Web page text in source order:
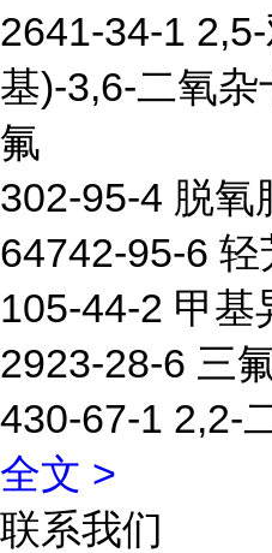
2641-34-1
基)-3,6-二氧
氟
302-95-4 脱氧
64742-95-6 轻
105-44-2 甲基
2923-28-6 三
430-67-1 2,2-
全文 >
联系我们